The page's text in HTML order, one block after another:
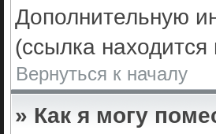
Дополнительную
(ссылка
Вернуться к началу
» Как я могу